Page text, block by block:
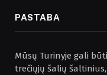
PASTABA
Mūsų Turinyje gali
trečiųjų šalių